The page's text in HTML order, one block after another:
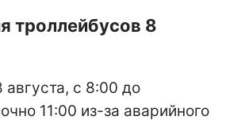
троллейбусов 8
августа, с 8:00 до
11:00 из-за аварийного